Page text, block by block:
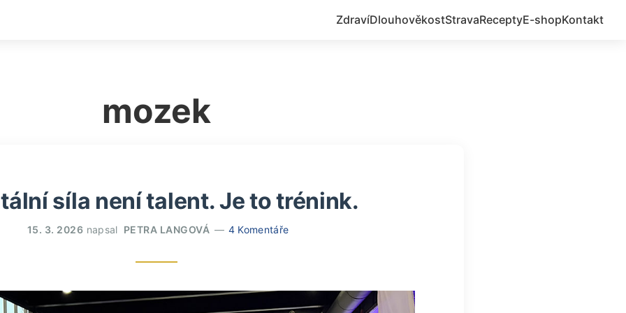
ZdravíDlouhověkostStravaReceptyE-shopKontakt
mozek
síla není talent. Je to trénink.
15. 3. 2026 napsal PETRA LANGOVÁ 4 Komentáře